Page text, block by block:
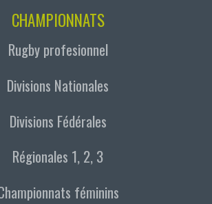
CHAMPIONNATS
Rugby profesionnel
Divisions Nationales
Divisions Fédérales
Régionales 1, 2, 3
féminins